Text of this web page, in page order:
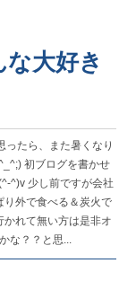
大好き
ったら、また暑くなり
初ブログを書かせ
^)v 少し前ですが会社
外で食べる＆炭火で
れて無い方は是非オ
な？？と思...